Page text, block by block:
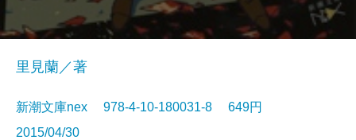
里見蘭／著
新潮文庫nex 978-4-10-180031-8 649円
2015/04/30